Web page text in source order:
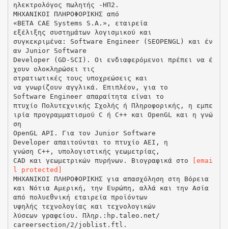
ηλεκτρολόγος πωλητής -ΗΠ2.
ΜΗΧΑΝΙΚΟΙ ΠΛΗΡΟΦΟΡΙΚΗΣ από
«ΒΕΤΑ CAE Systems S.A.», εταιρεία
εξέλιξης συστημάτων λογισμικού και
συγκεκριμένα: Software Engineer (SEOPENGL) και έν
αν Junior Software
Developer (GD-SCI). Οι ενδιαφερόμενοι πρέπει να έ
χουν ολοκληρώσει τις
στρατιωτικές τους υποχρεώσεις και
να γνωρίζουν αγγλικά. Επιπλέον, για το
Software Engineer απαραίτητα είναι το
πτυχίο Πολυτεχνικής Σχολής ή Πληροφορικής, η εμπε
ιρία προγραμματισμού C ή C++ και OpenGL και η γνώ
ση
OpenGL API. Για τον Junior Software
Developer απαιτούνται το πτυχίο ΑΕΙ, η
γνώση C++, υπολογιστικής γεωμετρίας,
CAD και γεωμετρικών πυρήνων. Βιογραφικά στο
[emai
l protected]
ΜΗΧΑΝΙΚΟΙ ΠΛΗΡΟΦΟΡΙΚΗΣ για απασχόληση στη Βόρεια
και Νότια Αμερική, την Ευρώπη, αλλά και την Ασία
από πολυεθνική εταιρεία προϊόντων
υψηλής τεχνολογίας και τεχνολογικών
λύσεων γραφείου. Πληρ.:hp.taleo.net/
careersection/2/joblist.ftl.